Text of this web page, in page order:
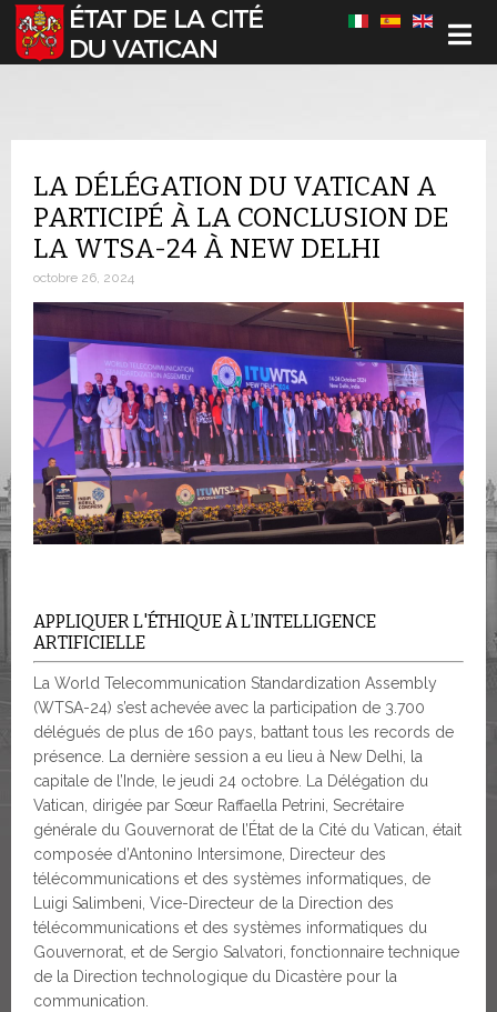
Sélectionnez votre langue
LA DÉLÉGATION DU VATICAN A
PARTICIPÉ À LA CONCLUSION DE
LA WTSA-24 À NEW DELHI
octobre 26, 2024
APPLIQUER L'ÉTHIQUE À L’INTELLIGENCE
ARTIFICIELLE
La World Telecommunication Standardization Assembly
(WTSA-24) s’est achevée avec la participation de 3.700
délégués de plus de 160 pays, battant tous les records de
présence. La dernière session a eu lieu à New Delhi, la
capitale de l’Inde, le jeudi 24 octobre. La Délégation du
Vatican, dirigée par Sœur Raffaella Petrini, Secrétaire
générale du Gouvernorat de l’État de la Cité du Vatican, était
composée d’Antonino Intersimone, Directeur des
télécommunications et des systèmes informatiques, de
Luigi Salimbeni, Vice-Directeur de la Direction des
télécommunications et des systèmes informatiques du
Gouvernorat, et de Sergio Salvatori, fonctionnaire technique
de la Direction technologique du Dicastère pour la
communication.